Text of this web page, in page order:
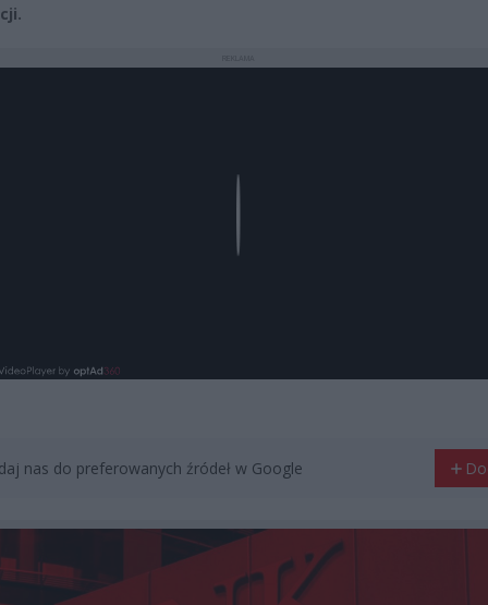
nas do preferowanych źródeł w Google